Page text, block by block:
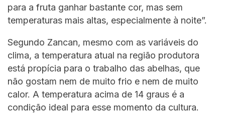
para a fruta ganhar bastante cor, mas sem
temperaturas mais altas, especialmente à noite”.
Segundo Zancan, mesmo com as variáveis do
clima, a temperatura atual na região produtora
está propícia para o trabalho das abelhas, que
não gostam nem de muito frio e nem de muito
calor. A temperatura acima de 14 graus é a
condição ideal para esse momento da cultura.